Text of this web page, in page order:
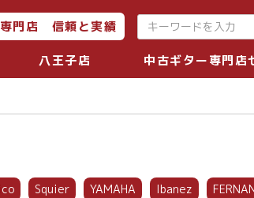
門店 信頼と実績
八王子店 中古ギター専門店
Squier YAMAHA Ibanez